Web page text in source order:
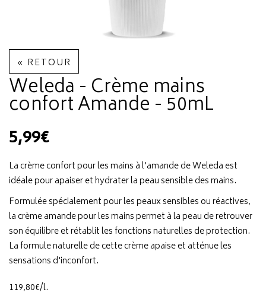
« RETOUR
Weleda - Crème mains
confort Amande - 50mL
5,99€
La crème confort pour les mains à l'amande de Weleda est
idéale pour apaiser et hydrater la peau sensible des mains.
Formulée spécialement pour les peaux sensibles ou réactives,
la crème amande pour les mains permet à la peau de retrouver
son équilibre et rétablit les fonctions naturelles de protection.
La formule naturelle de cette crème apaise et atténue les
sensations d'inconfort.
119,80€/l.